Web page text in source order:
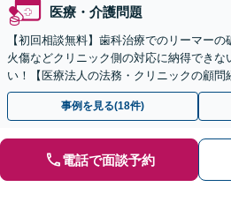
医療・介護問題
【初回相談無料】歯科治療でのリーマー
火傷などクリニック側の対応に納得できな
い！【医療法人の法務・クリニックの顧問
ドバイスで、納得のできるトラブルの解決
事例を見る(18件)
電話で面談予約